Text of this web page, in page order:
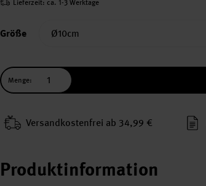
Lieferzeit: ca. 1-3 Werktage
Größe
Menge:
Versand­kosten­frei ab 34,99 €
Produktinformation